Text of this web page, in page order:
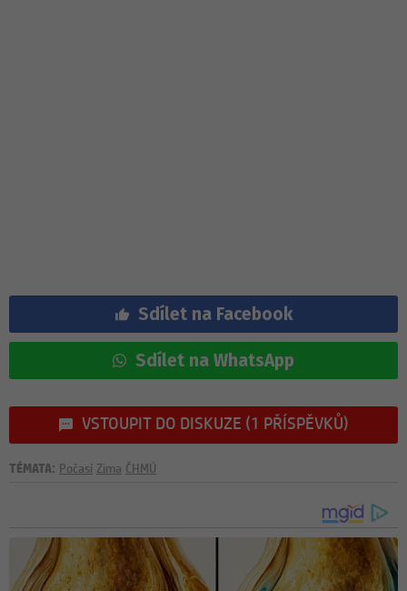
Sdílet na Facebook
Sdílet na WhatsApp
VSTOUPIT DO DISKUZE (1 PŘÍSPĚVKŮ)
TÉMATA: Počasí Zima ČHMÚ